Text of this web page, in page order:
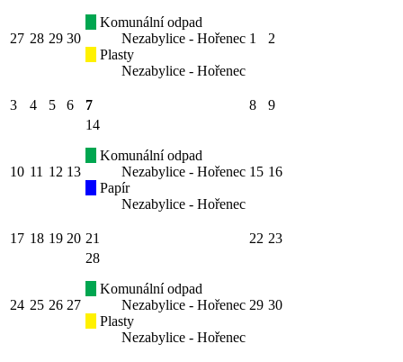
27 28 29 30
Komunální odpad
Nezabylice - Hořenec
Plasty
Nezabylice - Hořenec
1 2
3 4 5 6 7 8 9
10 11 12 13
14
Komunální odpad
Nezabylice - Hořenec
Papír
Nezabylice - Hořenec
15 16
17 18 19 20 21 22 23
24 25 26 27
28
Komunální odpad
Nezabylice - Hořenec
Plasty
Nezabylice - Hořenec
29 30